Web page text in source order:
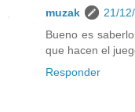
muzak
21/
Bueno es
que hacen el
Responder